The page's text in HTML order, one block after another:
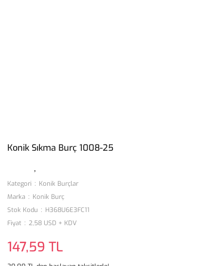
Konik Sıkma Burç 1008-25
Kategori
Konik Burçlar
Marka
Konik Burç
Stok Kodu
H368U6E3FC11
Fiyat
2,58 USD + KDV
147,59 TL